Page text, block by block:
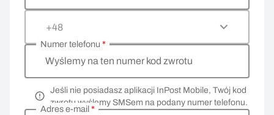
+48
Wyślemy na ten numer kod zwrotu
Numer telefonu *
Jeśli nie posiadasz aplikacji InPost Mobile, Twój kod
zwrotu wyślemy SMSem na podany numer telefonu.
Adres e-mail *